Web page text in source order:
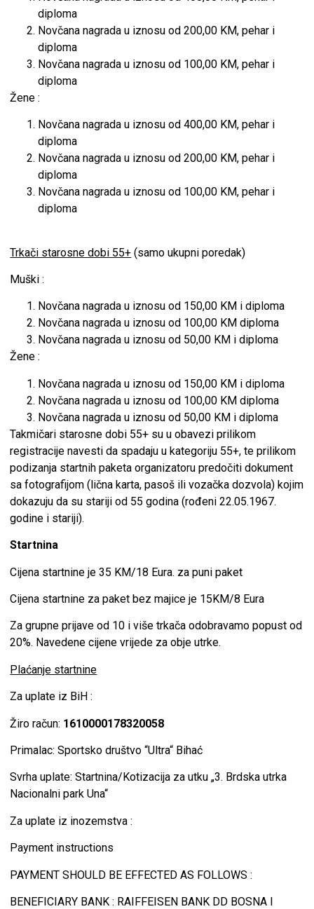
diploma
Novčana nagrada u iznosu od 200,00 KM, pehar i
diploma
Novčana nagrada u iznosu od 100,00 KM, pehar i
diploma
Žene :
Novčana nagrada u iznosu od 400,00 KM, pehar i
diploma
Novčana nagrada u iznosu od 200,00 KM, pehar i
diploma
Novčana nagrada u iznosu od 100,00 KM, pehar i
diploma
Trkači starosne dobi 55+ (samo ukupni poredak)
Muški :
Novčana nagrada u iznosu od 150,00 KM i diploma
Novčana nagrada u iznosu od 100,00 KM diploma
Novčana nagrada u iznosu od 50,00 KM i diploma
Žene :
Novčana nagrada u iznosu od 150,00 KM i diploma
Novčana nagrada u iznosu od 100,00 KM diploma
Novčana nagrada u iznosu od 50,00 KM i diploma
Takmičari starosne dobi 55+ su u obavezi prilikom
registracije navesti da spadaju u kategoriju 55+, te prilikom
podizanja startnih paketa organizatoru predočiti dokument
sa fotografijom (lična karta, pasoš ili vozačka dozvola) kojim
dokazuju da su stariji od 55 godina (rođeni 22.05.1967.
godine i stariji).
Startnina
Cijena startnine je 35 KM/18 Eura. za puni paket
Cijena startnine za paket bez majice je 15KM/8 Eura
Za grupne prijave od 10 i više trkača odobravamo popust od
20%. Navedene cijene vrijede za obje utrke.
Plaćanje startnine
Za uplate iz BiH :
Žiro račun: 1610000178320058
Primalac: Sportsko društvo “Ultra“ Bihać
Svrha uplate: Startnina/Kotizacija za utku „3. Brdska utrka
Nacionalni park Una“
Za uplate iz inozemstva :
Payment instructions
PAYMENT SHOULD BE EFFECTED AS FOLLOWS :
BENEFICIARY BANK : RAIFFEISEN BANK DD BOSNA I